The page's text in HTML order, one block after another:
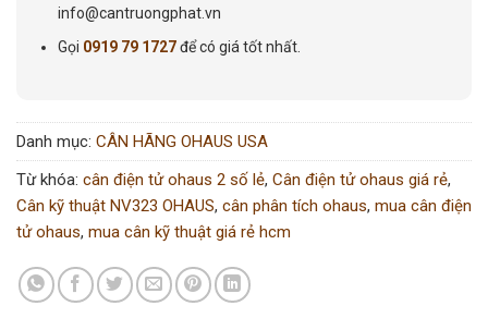
info@cantruongphat.vn
Gọi 0919 79 1727để có giá tốt nhất.
Danh mục: CÂN HÃNG OHAUS USA
Từ khóa: cân điện tử ohaus 2 số lẻ, Cân điện tử ohaus giá rẻ,
Cân kỹ thuật NV323 OHAUS, cân phân tích ohaus, mua cân điện
tử ohaus, mua cân kỹ thuật giá rẻ hcm